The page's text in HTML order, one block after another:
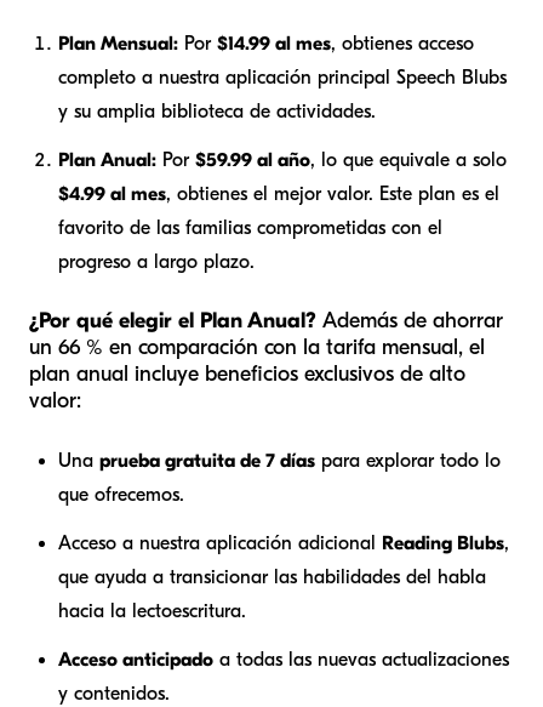
Plan Mensual: Por $14.99 al mes, obtienes acceso
completo a nuestra aplicación principal Speech Blubs
y su amplia biblioteca de actividades.
Plan Anual: Por $59.99 al año, lo que equivale a solo
$4.99 al mes, obtienes el mejor valor. Este plan es el
favorito de las familias comprometidas con el
progreso a largo plazo.
¿Por qué elegir el Plan Anual? Además de ahorrar
un 66 % en comparación con la tarifa mensual, el
plan anual incluye beneficios exclusivos de alto
valor:
Una prueba gratuita de 7 días para explorar todo lo
que ofrecemos.
Acceso a nuestra aplicación adicional Reading Blubs,
que ayuda a transicionar las habilidades del habla
hacia la lectoescritura.
Acceso anticipado a todas las nuevas actualizaciones
y contenidos.